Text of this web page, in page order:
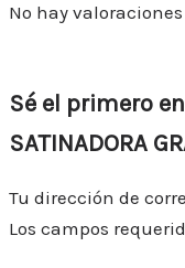
No hay
Sé el primero
SATINADORA
Tu dirección de
Los campos